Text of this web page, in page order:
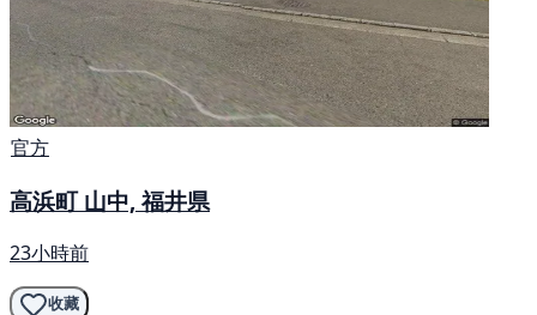
官方
高浜町 山中, 福井県
23小時前
收藏